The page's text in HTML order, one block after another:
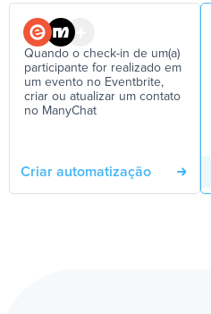
Quando o check-in de um(a)
participante for realizado em
um evento no Eventbrite,
criar ou atualizar um contato
no ManyChat
Criar automatização